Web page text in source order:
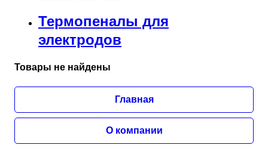
Термопеналы для
электродов
Товары не найдены
Главная
О компании